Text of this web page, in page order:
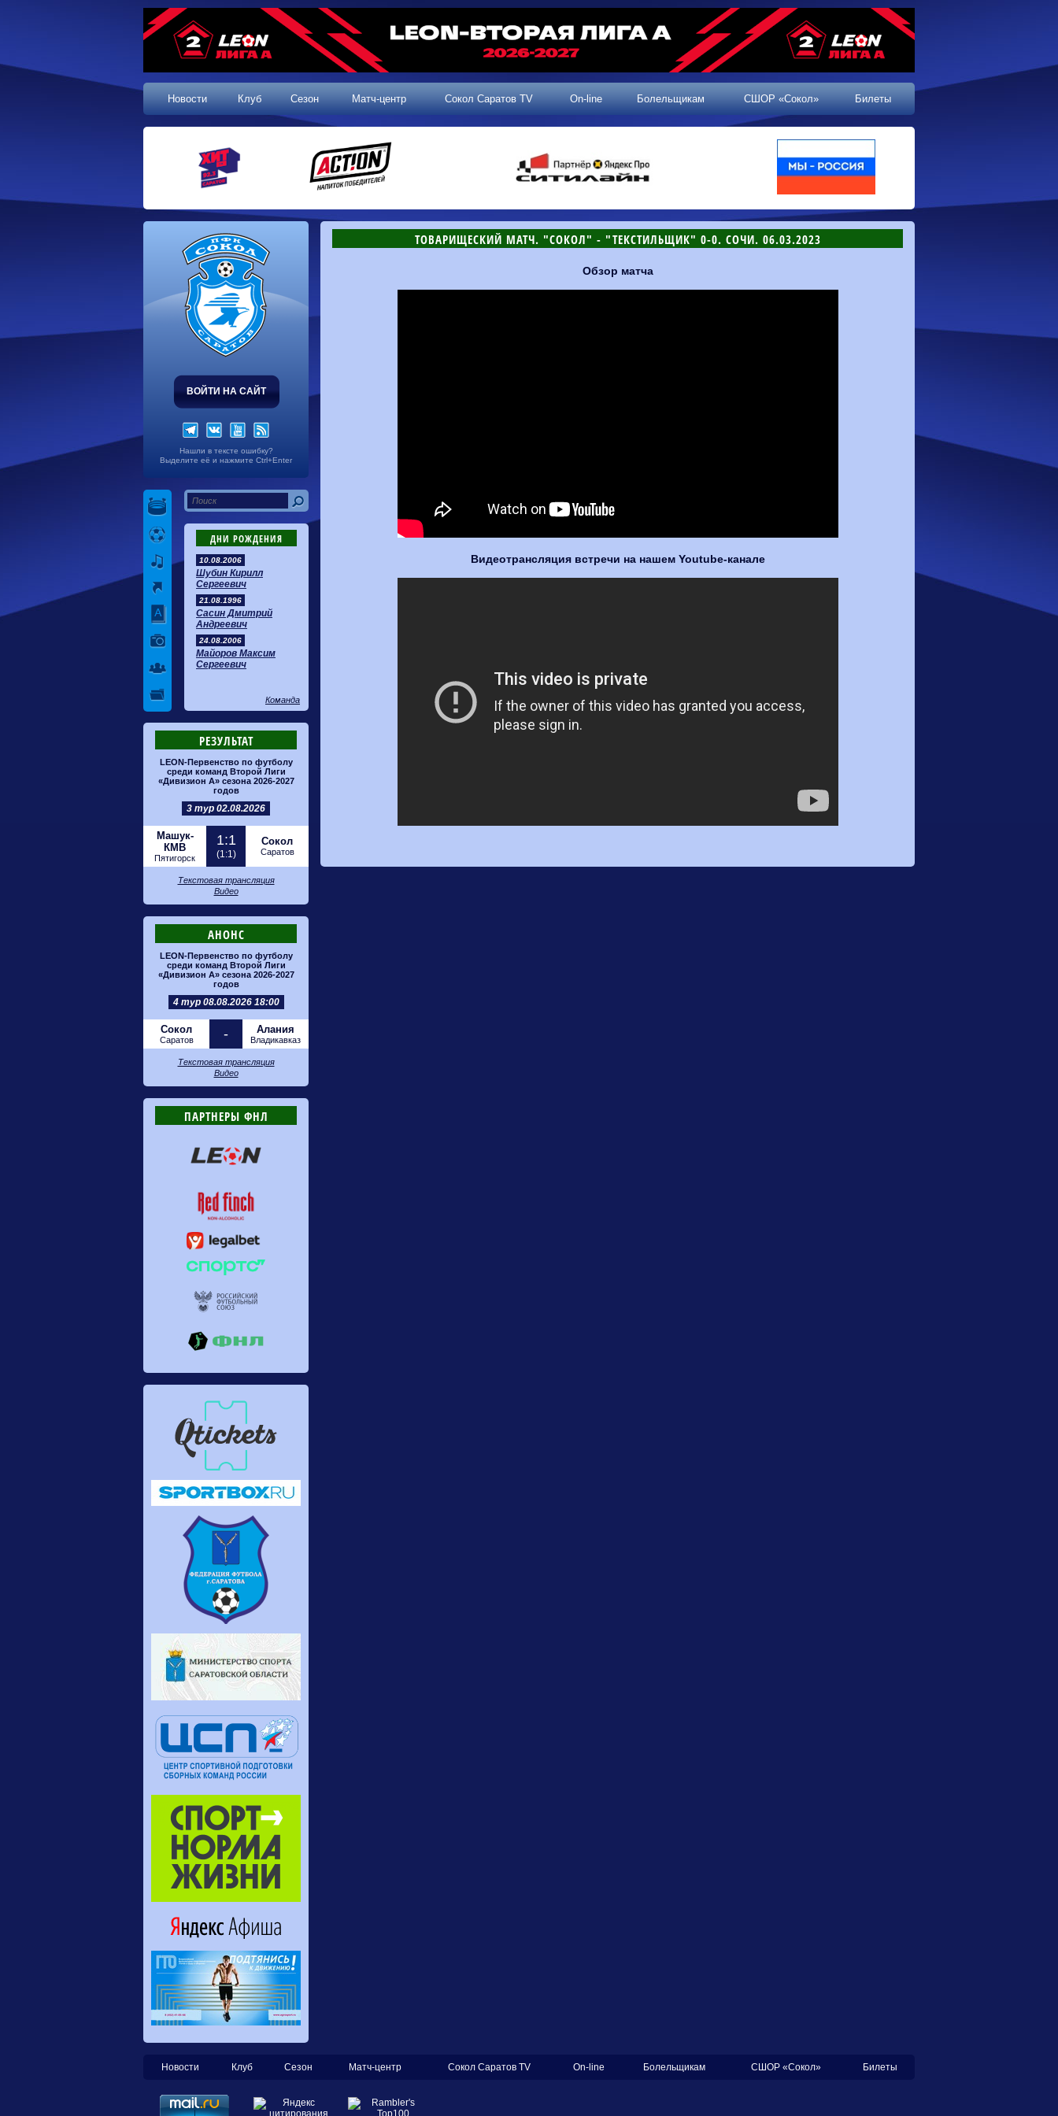
Новости Клуб Сезон Матч-центр Сокол Саратов TV On-line Болельщикам СШОР «Сокол» Билеты
ВОЙТИ НА САЙТ
Нашли в тексте ошибку?
Выделите её и нажмите Ctrl+Enter
ДНИ РОЖДЕНИЯ
10.08.2006
Шубин Кирилл
Сергеевич
21.08.1996
Сасин Дмитрий
Андреевич
24.08.2006
Майоров Максим
Сергеевич
Команда
РЕЗУЛЬТАТ
LEON-Первенство по футболу
среди команд Второй Лиги
«Дивизион А» сезона 2026-2027
годов
3 тур 02.08.2026
Машук-
КМВ
Пятигорск
1:1
(1:1)
Сокол
Саратов
Текстовая трансляция
Видео
АНОНС
LEON-Первенство по футболу
среди команд Второй Лиги
«Дивизион А» сезона 2026-2027
годов
4 тур 08.08.2026 18:00
Сокол
Саратов - Алания
Владикавказ
Текстовая трансляция
Видео
ПАРТНЕРЫ ФНЛ
ТОВАРИЩЕСКИЙ МАТЧ. "СОКОЛ" - "ТЕКСТИЛЬЩИК" 0-0. СОЧИ. 06.03.2023
Обзор матча
Видеотрансляция встречи на нашем Youtube-канале
Новости Клуб Сезон Матч-центр Сокол Саратов TV On-line Болельщикам СШОР «Сокол» Билеты